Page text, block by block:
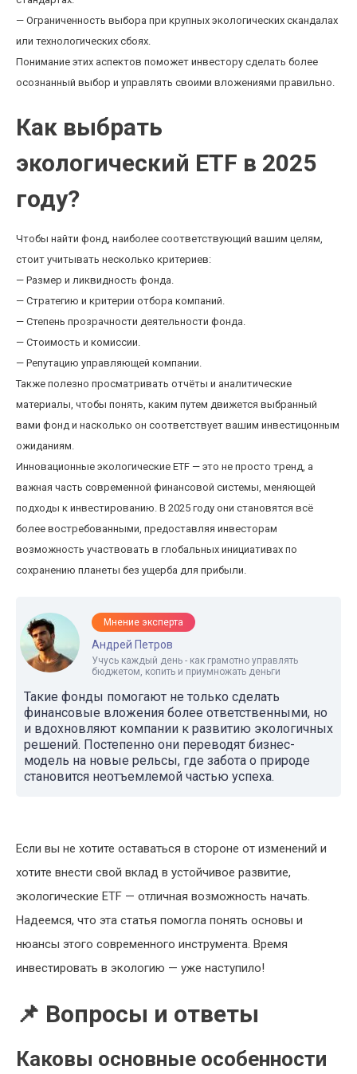
— Ограниченность выбора при крупных экологических скандалах
или технологических сбоях.
Понимание этих аспектов поможет инвестору сделать более
осознанный выбор и управлять своими вложениями правильно.
Как выбрать
экологический ETF в 2025
году?
Чтобы найти фонд, наиболее соответствующий вашим целям,
стоит учитывать несколько критериев:
— Размер и ликвидность фонда.
— Стратегию и критерии отбора компаний.
— Степень прозрачности деятельности фонда.
— Стоимость и комиссии.
— Репутацию управляющей компании.
Также полезно просматривать отчёты и аналитические
материалы, чтобы понять, каким путем движется выбранный
вами фонд и насколько он соответствует вашим инвестицонным
ожиданиям.
Инновационные экологические ETF — это не просто тренд, а
важная часть современной финансовой системы, меняющей
подходы к инвестированию. В 2025 году они становятся всё
более востребованными, предоставляя инвесторам
возможность участвовать в глобальных инициативах по
сохранению планеты без ущерба для прибыли.
Мнение эксперта
Андрей Петров
Учусь каждый день - как грамотно управлять
бюджетом, копить и приумножать деньги
Такие фонды помогают не только сделать
финансовые вложения более ответственными, но
и вдохновляют компании к развитию экологичных
решений. Постепенно они переводят бизнес-
модель на новые рельсы, где забота о природе
становится неотъемлемой частью успеха.
Если вы не хотите оставаться в стороне от изменений и
хотите внести свой вклад в устойчивое развитие,
экологические ETF — отличная возможность начать.
Надеемся, что эта статья помогла понять основы и
нюансы этого современного инструмента. Время
инвестировать в экологию — уже наступило!
📌 Вопросы и ответы
Каковы основные особенности